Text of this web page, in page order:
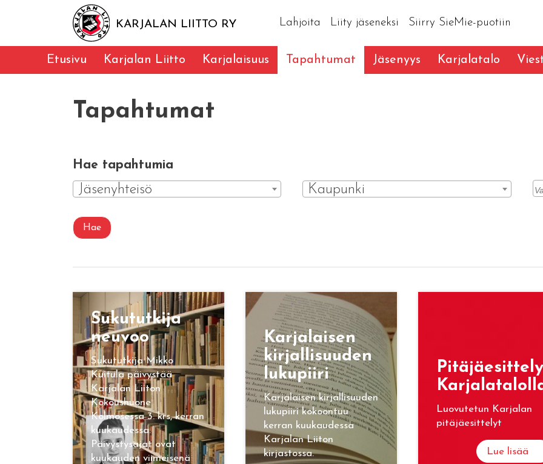
KARJALAN LIITTO RY Lahjoita Liity jäseneksi Siirry SieMie-puotiin
Etusivu Karjalan Liitto Karjalaisuus Tapahtumat Jäsenyys Karjalatalo
Tapahtumat
Hae tapahtumia
Jäsenyhteisö Kaupunki
Hae
Su­ku­tut­ki­ja
neu­voo
Sukututkija Mikko
Kuitula päivystää
Karjalan Liiton
Kokoushuone
Kolmosessa 3. krs, kerran
kuukaudessa.
Päivystysajat ovat
kuukauden viimeisenä
Kar­ja­lai­sen
kir­jal­li­suu­den
lu­ku­pii­ri
Karjalaisen kirjallisuuden
lukupiiri kokoontuu
kerran kuukaudessa
Karjalan Liiton
kirjastossa.
Luovutetun Karjalan
pitäjäesittelyt
Lue lisää